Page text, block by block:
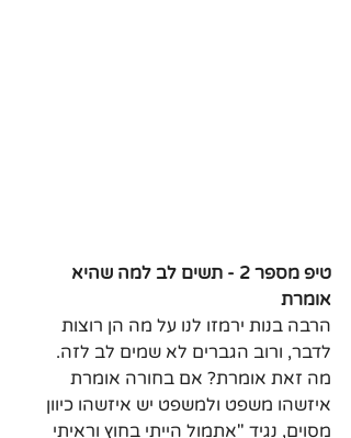
טיפ מספר 2 - תשים לב למה שהיא
אומרת
הרבה בנות ירמזו לנו על מה הן רוצות
לדבר, ורוב הגברים לא שמים לב לזה.
מה זאת אומרת? אם בחורה אומרת
איזשהו משפט ולמשפט יש איזשהו כיוון
מסוים, נגיד "אתמול הייתי בחוץ וראיתי